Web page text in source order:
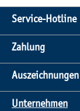
Service-Hotline
Zahlung
Auszeichnungen
Unternehmen